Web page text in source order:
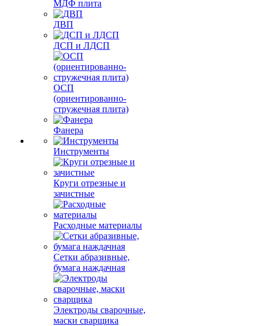
МДФ плита
ДВП
ДСП и ЛДСП
ОСП
(ориентированно-
стружечная плита)
Фанера
Инструменты
Круги отрезные и
зачистные
Расходные материалы
Сетки абразивные,
бумага наждачная
Электроды сварочные,
маски сварщика